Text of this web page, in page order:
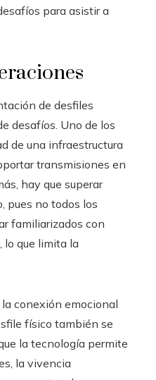
para asistir a
de desfiles
desafíos. Uno de los
de una infraestructura
transmisiones en
hay que superar
pues no todos los
familiarizados con
lo que limita la
conexión emocional
físico también se
la tecnología permite
la vivencia